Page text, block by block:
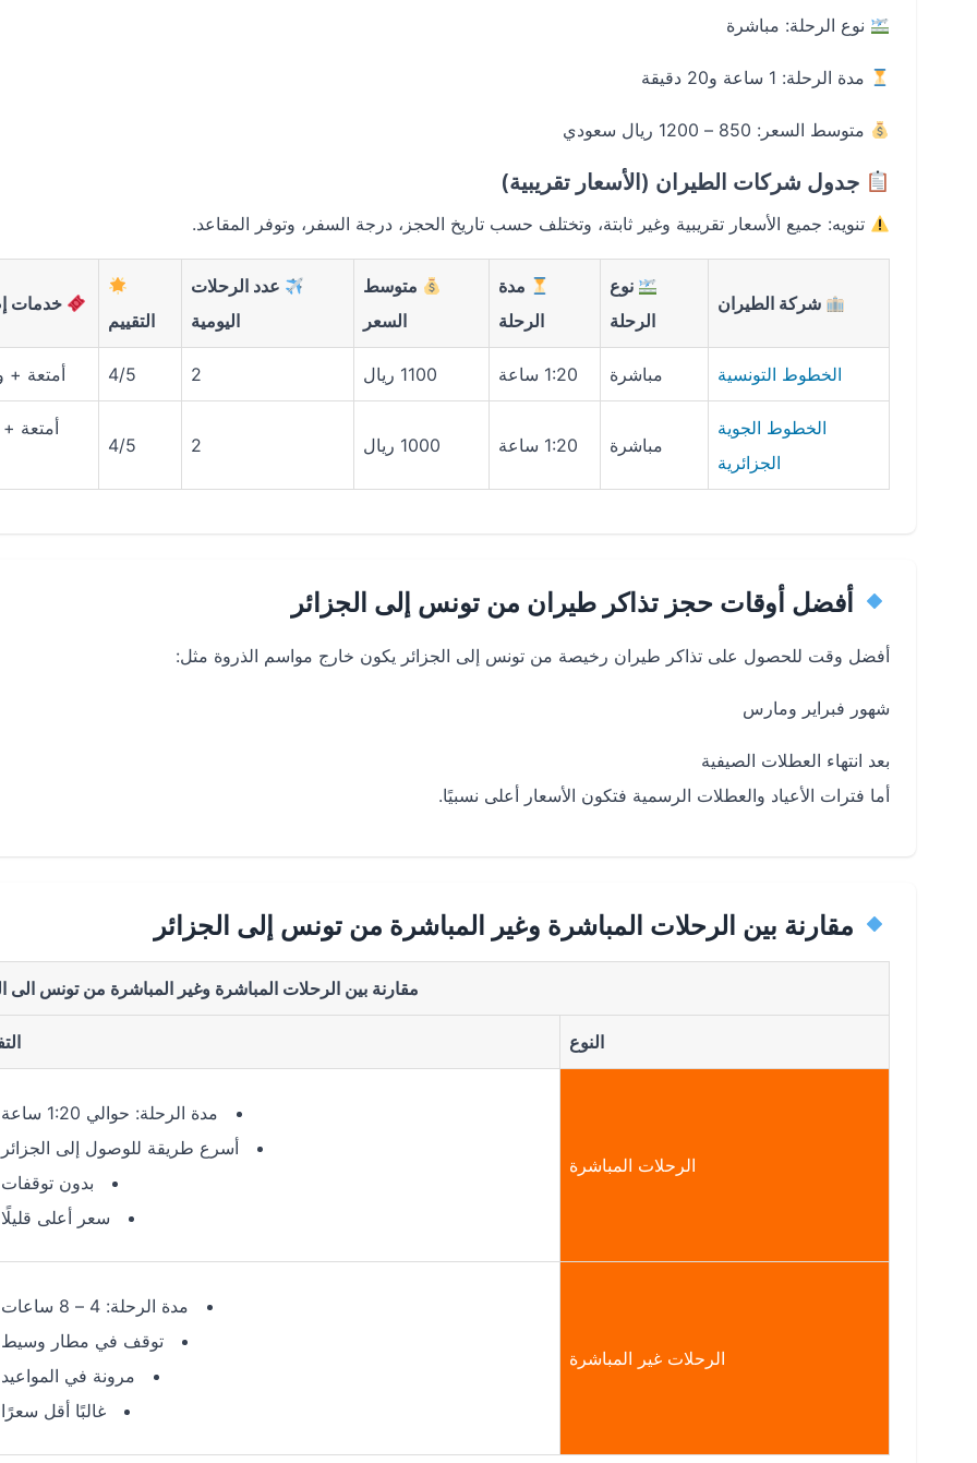
نوع الرحلة: مباشرة
مدة الرحلة: 1 ساعة و20 دقيقة
متوسط السعر: 850 – 1200 ريال سعودي
جدول شركات الطيران (الأسعار تقريبية)
تنويه: جميع الأسعار تقريبية وغير ثابتة، وتختلف حسب تاريخ الحجز، درجة السفر، وتوفر المقاعد.
شركة الطيران
نوع
الرحلة
مدة
الرحلة
متوسط
السعر
عدد الرحلات
اليومية
التقييم
خدمات
الخطوط التونسية مباشرة 1:20 ساعة 1100 ريال 2
4/5 أمتعة +
الخطوط الجوية
الجزائرية
مباشرة 1:20 ساعة 1000 ريال 2
4/5
أمتعة +
أفضل أوقات حجز تذاكر طيران من تونس إلى الجزائر
أفضل وقت للحصول على تذاكر طيران رخيصة من تونس إلى الجزائر يكون خارج مواسم الذروة مثل:
شهور فبراير ومارس
بعد انتهاء العطلات الصيفية
أما فترات الأعياد والعطلات الرسمية فتكون الأسعار أعلى نسبيًا.
مقارنة بين الرحلات المباشرة وغير المباشرة من تونس إلى الجزائر
مقارنة بين الرحلات المباشرة وغير المباشرة من تونس الى
النوع
الرحلات المباشرة
مدة الرحلة: حوالي 1:20 ساعة
أسرع طريقة للوصول إلى الجزائر
بدون توقفات
سعر أعلى قليلًا
الرحلات غير المباشرة
مدة الرحلة: 4 – 8 ساعات
توقف في مطار وسيط
مرونة في المواعيد
غالبًا أقل سعرًا